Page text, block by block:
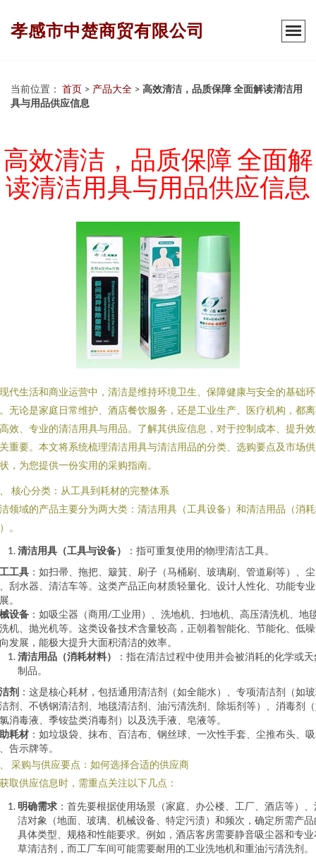
孝感市中楚商贸有限公司
当前位置： 首页 > 产品大全 > 高效清洁，品质保障 全面解读清洁用
具与用品供应信息
高效清洁，品质保障 全面解
读清洁用具与用品供应信息
代生活和商业运营中，清洁是维持环境卫生、保障健康与安全的基础环
无论是家庭日常维护、酒店餐饮服务，还是工业生产、医疗机构，都
效、专业的清洁用具与用品。了解其供应信息，对于控制成本、提升
重要。本文将系统梳理清洁用具与清洁用品的分类、选购要点及市场
，为您提供一份实用的采购指南。
核心分类：从工具到耗材的完整体系
领域的产品主要分为两大类：清洁用具（工具设备）和清洁用品（消
。
清洁用具（工具与设备）
：指可重复使用的物理清洁工具。
工具 ：如扫帚、拖把、簸箕、刷子（马桶刷、玻璃刷、管道刷等）、尘
刮水器、清洁车等。这类产品正向材质轻量化、设计人性化、功能专
。
设备 ：如吸尘器（商用/工业用）、洗地机、扫地机、高压清洗机、地
机、抛光机等。这类设备技术含量较高，正朝着智能化、节能化、低
发展，能极大提升大面积清洁的效率。
清洁用品（消耗材料）
：指在清洁过程中使用并会被消耗的化学或
制品。
剂 ：这是核心耗材，包括通用清洁剂（如全能水）、专项清洁剂（如
剂、不锈钢清洁剂、地毯清洁剂、油污清洗剂、除垢剂等）、消毒剂
消毒液、季铵盐类消毒剂）以及洗手液、皂液等。
耗材 ：如垃圾袋、抹布、百洁布、钢丝球、一次性手套、尘推布头、
告示牌等。
采购与供应要点：如何选择合适的供应商
取供应信息时，需重点关注以下几点：
明确需求 ：首先要根据使用场景（家庭、办公楼、工厂、酒店等）、
洁对象（地面、玻璃、机械设备、特定污渍）和频次，确定所需产品
具体类型、规格和性能要求。例如，酒店客房需要静音吸尘器和专业
草清洁剂，而工厂车间可能需要耐用的工业洗地机和重油污清洗剂。